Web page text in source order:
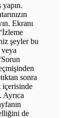
Ekranı
şeyler bu
sonra
içerisinde
Ayrıca
de